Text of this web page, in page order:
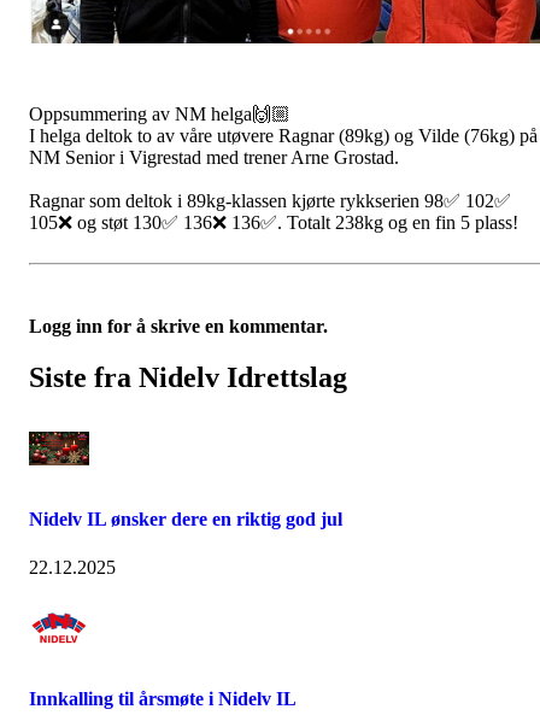
Oppsummering av NM helga🙌🏼
I helga deltok to av våre utøvere Ragnar (89kg) og Vilde (76kg) på
NM Senior i Vigrestad med trener Arne Grostad.
Ragnar som deltok i 89kg-klassen kjørte rykkserien 98✅ 102✅
105❌ og støt 130✅ 136❌ 136✅. Totalt 238kg og en fin 5 plass!
Logg inn for å skrive en kommentar.
Siste fra Nidelv Idrettslag
Nidelv IL ønsker dere en riktig god jul
22.12.2025
Innkalling til årsmøte i Nidelv IL